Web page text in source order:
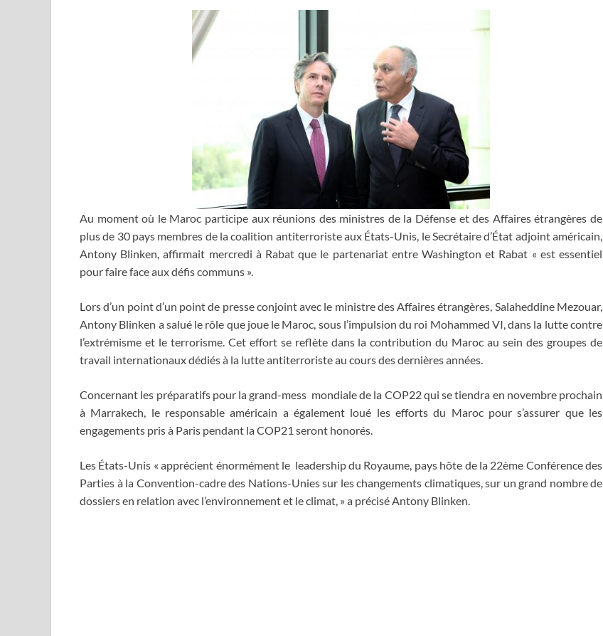
Au moment où le Maroc participe aux réunions des ministres de la Défense et des Affaires étrangères de
plus de 30 pays membres de la coalition antiterroriste aux États-Unis, le Secrétaire d’État adjoint américain,
Antony Blinken, affirmait mercredi à Rabat que le partenariat entre Washington et Rabat « est essentiel
pour faire face aux défis communs ».
Lors d’un point d’un point de presse conjoint avec le ministre des Affaires étrangères, Salaheddine Mezouar,
Antony Blinken a salué le rôle que joue le Maroc, sous l’impulsion du roi Mohammed VI, dans la lutte contre
l’extrémisme et le terrorisme. Cet effort se reflète dans la contribution du Maroc au sein des groupes de
travail internationaux dédiés à la lutte antiterroriste au cours des dernières années.
Concernant les préparatifs pour la grand-mess mondiale de la COP22 qui se tiendra en novembre prochain
à Marrakech, le responsable américain a également loué les efforts du Maroc pour s’assurer que les
engagements pris à Paris pendant la COP21 seront honorés.
Les États-Unis « apprécient énormément le leadership du Royaume, pays hôte de la 22ème Conférence des
Parties à la Convention-cadre des Nations-Unies sur les changements climatiques, sur un grand nombre de
dossiers en relation avec l’environnement et le climat, » a précisé Antony Blinken.